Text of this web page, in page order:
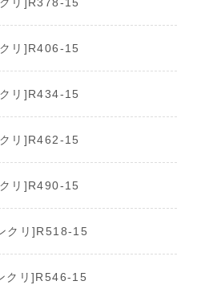
リ]R378-15
リ]R406-15
リ]R434-15
リ]R462-15
リ]R490-15
クリ]R518-15
クリ]R546-15